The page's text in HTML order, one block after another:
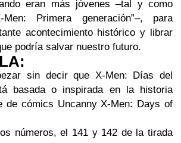
eran más jóvenes –tal y como
Primera generación”–, para
acontecimiento histórico y librar
podría salvar nuestro futuro.
sin decir que X-Men: Días del
basada o inspirada en la historia
de cómics Uncanny X-Men: Days of
números, el 141 y 142 de la tirada